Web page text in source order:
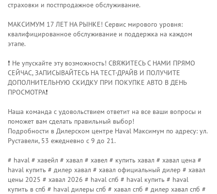
страховки и постпродажное обслуживание.
МАКСИМУМ 17 ЛЕТ НА РЫНКЕ! Сервис мирового уровня:
квалифицированное обслуживание и поддержка на каждом
этапе.
❗️ Не упускайте эту возможность! СВЯЖИТЕСЬ С НАМИ ПРЯМО
СЕЙЧАС, ЗАПИСЫВАЙТЕСЬ НА ТЕСТ-ДРАЙВ И ПОЛУЧИТЕ
ДОПОЛНИТЕЛЬНУЮ СКИДКУ ПРИ ПОКУПКЕ АВТО В ДЕНЬ
ПРОСМОТРА❗️
Наша команда с удовольствием ответит на все ваши вопросы и
поможет вам сделать правильный выбор!
Подробности в Дилерском центре Наvаl Максимум по адресу: ул.
Руставели, 53 ежедневно с 9 до 21.
# haval # хавейл # хавал # хавел # купить хавал # хавал цена #
haval купить # дилер хавал # хавал официальный дилер # хавал
цены 2025 # хавал 2026 # haval спб # haval купить # haval
купить в спб # haval дилеры спб # хавал спб # дилер хавал спб #